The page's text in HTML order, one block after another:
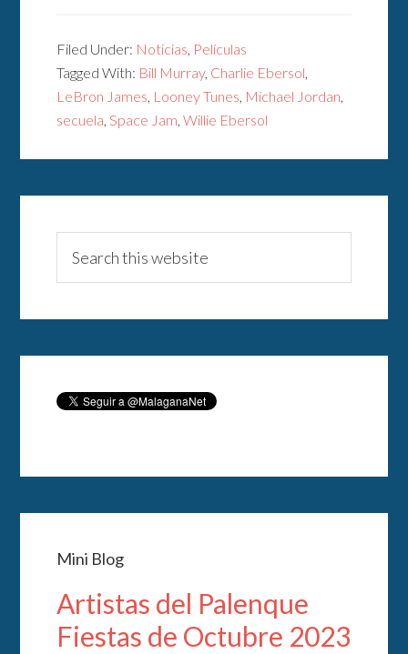
Filed Under: Noticias, Películas
Tagged With: Bill Murray, Charlie Ebersol,
LeBron James, Looney Tunes, Michael Jordan,
secuela,Space Jam,Willie Ebersol
Mini Blog
Artistas del Palenque
Fiestas de Octubre 2023